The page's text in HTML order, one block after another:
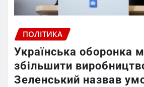
ПОЛІТИКА
Українська оборонка
збільшити
Зеленський назвав